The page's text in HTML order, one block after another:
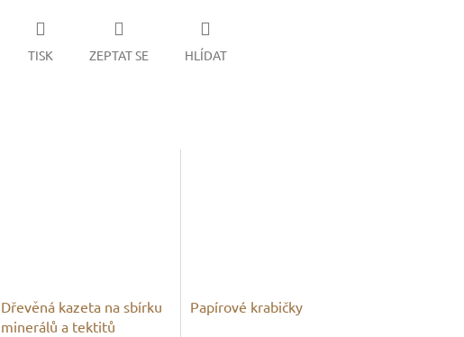
TISK ZEPTAT SE HLÍDAT
Dřevěná kazeta na sbírku
minerálů a tektitů
Papírové krabičky